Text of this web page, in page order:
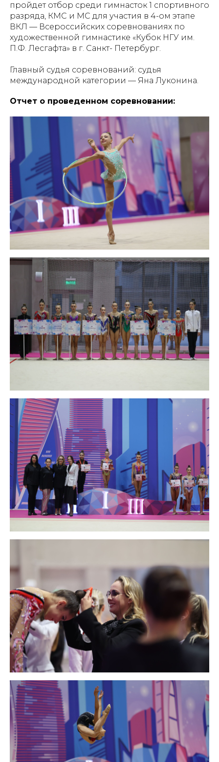
пройдет отбор среди гимнасток 1 спортивного
разряда, КМС и МС для участия в 4-ом этапе
ВКЛ — Всероссийских соревнованиях по
художественной гимнастике «Кубок НГУ им.
П.Ф. Лесгафта» в г. Санкт- Петербург.
Главный судья соревнований: судья
международной категории — Яна Луконина.
Отчет о проведенном соревновании: